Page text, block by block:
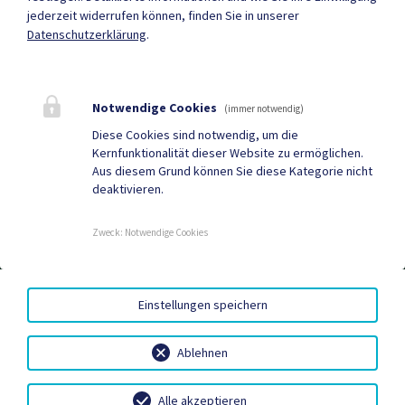
Quicklinks
Tourismus
Gemeindezeitung
AMTSSIGNATUR|BARRIEREFREIHEIT|DATENSCHUTZ|
SITEMAP|IMPRESSUM
jederzeit widerrufen können, finden Sie in unserer
Datenschutzerklärung.
Notwendige Cookies (immer notwendig)
Diese Cookies sind notwendig, um die
Kernfunktionalität dieser Website zu ermöglichen.
Aus diesem Grund können Sie diese Kategorie nicht
deaktivieren.
Zweck: Notwendige Cookies
Ablehnen
Einstellungen speichern
Alle akzeptieren